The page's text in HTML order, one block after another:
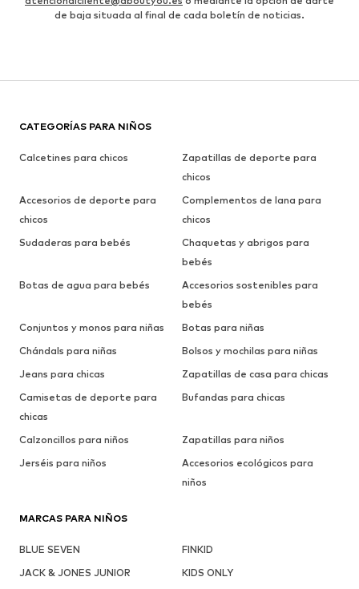
de baja situada al final de cada boletín de noticias.
CATEGORÍAS PARA NIÑOS
Calcetines para chicos
Zapatillas de deporte para
chicos
Accesorios de deporte para
chicos
Complementos de lana para
chicos
Sudaderas para bebés
Chaquetas y abrigos para
bebés
Botas de agua para bebés
Accesorios sostenibles para
bebés
Conjuntos y monos para niñas
Botas para niñas
Chándals para niñas
Bolsos y mochilas para niñas
Jeans para chicas
Zapatillas de casa para chicas
Camisetas de deporte para
chicas
Bufandas para chicas
Calzoncillos para niños
Zapatillas para niños
Jerséis para niños
Accesorios ecológicos para
niños
MARCAS PARA NIÑOS
BLUE SEVEN
FINKID
JACK & JONES JUNIOR
KIDS ONLY